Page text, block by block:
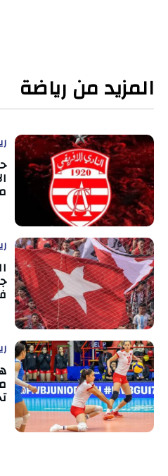
المزيد من رياضة